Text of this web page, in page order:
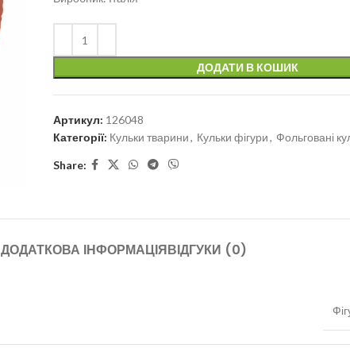
ДОДАТИ В КОШИК
Артикул: 126048
Категорії: Кульки тварини, Кульки фігури, Фольговані
Share:
ДОДАТКОВА ІНФОРМАЦІЯВІДГУКИ (0)